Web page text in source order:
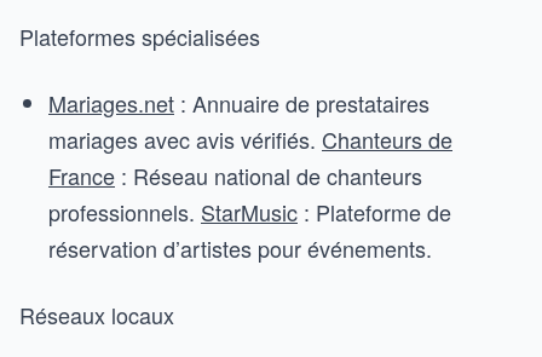
Plateformes spécialisées
Mariages.net : Annuaire de prestataires
mariages avec avis vérifiés. Chanteurs de
France : Réseau national de chanteurs
professionnels. StarMusic : Plateforme de
réservation d’artistes pour événements.
Réseaux locaux